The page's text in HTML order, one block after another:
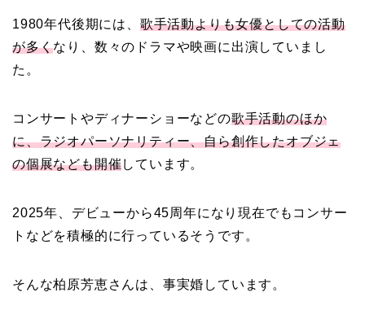
1980年代後期には、 歌手活動よりも女優としての活動
が多くなり、数々のドラマや映画に出演していまし
た。
コンサートやディナーショーなどの歌手活動のほか
に、ラジオパーソナリティー、自ら創作したオブジェ
の個展なども開催しています。
2025年、デビューから45周年になり現在でもコンサー
トなどを積極的に行っているそうです。
そんな柏原芳恵さんは、事実婚しています。